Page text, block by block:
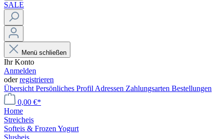
SALE
Menü schließen
Ihr Konto
Anmelden
oderregistrieren
Übersicht Persönliches Profil Adressen Zahlungsarten Bestellungen
0,00 €*
Home
Streicheis
Softeis & Frozen Yogurt
Slusheis